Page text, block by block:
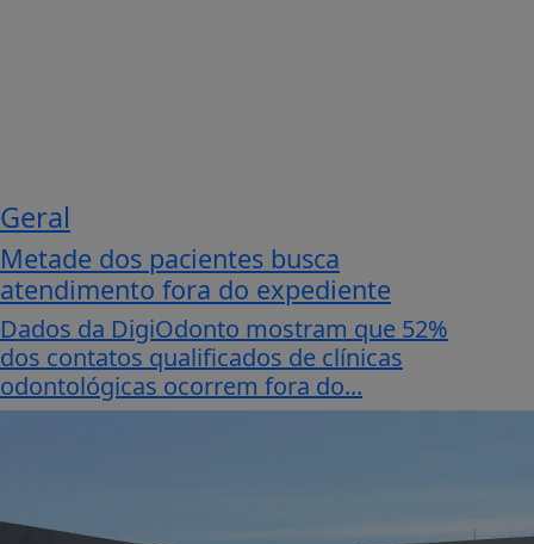
Geral
Metade dos pacientes busca
atendimento fora do expediente
Dados da DigiOdonto mostram que 52%
dos contatos qualificados de clínicas
odontológicas ocorrem fora do...